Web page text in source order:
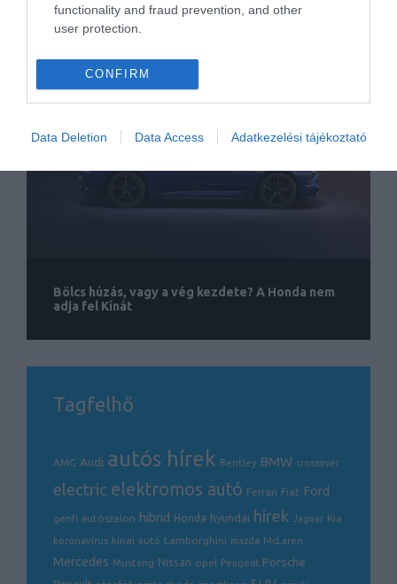
functionality and fraud prevention, and other
user protection.
CONFIRM
Data Deletion Data Access Adatkezelési tájékoztató
Ha jó élményre utazol
Bölcs húzás, vagy a vég kezdete? A Honda nem
adja fel Kínát
Tagfelhő
AMG Audi autós hírek Bentley BMW crossover
electric elektromos autó Ferrari Fiat Ford
genfi autószalon hibrid Honda hyundai hírek Jaguar Kia
koronavírus kínai autó Lamborghini mazda McLaren
Mercedes Mustang Nissan opel Peugeot Porsche